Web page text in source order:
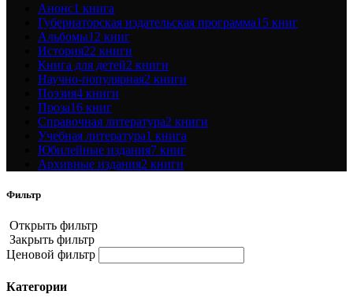
Анонс1 книга
Губернаторская издательская программа15 книг
Альбомы12 книг
История22 книги
Книга для детей2 книги
Научно-популярная2 книги
Поэзия4 книги
Проза16 книг
Справочная литература2 книги
Учебная литература1 книга
Юбилейные издания7 книг
Архивные издания2 книги
Фильтр
Открыть фильтр
Закрыть фильтр
Ценовой фильтр
Категории